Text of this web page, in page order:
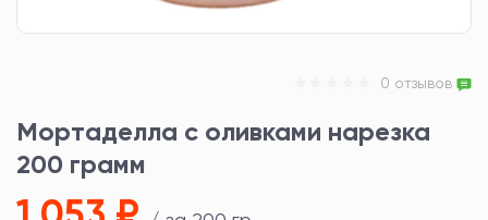
0 отзывов
Мортаделла с оливками нарезка
200 грамм